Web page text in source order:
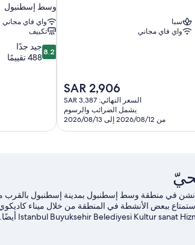
سبا
واي فاي مجاني
السعر
الحالي
هو
SAR
2,906
SAR 2,906
السعر النهائي: SAR 3,387
يشمل الضرائب والرسوم
من 2026/08/12 إلى 2026/08/13
وسط إسطنبول
واي فاي مجاني
تكييف
8.2
من
8.2 جيد جدًا
488 تقييمًا
في منطقة وسط إسطنبول بمدينة إسطنبول بالقرب من
ببعض الأنشطة في المنطقة من خلال ميناء